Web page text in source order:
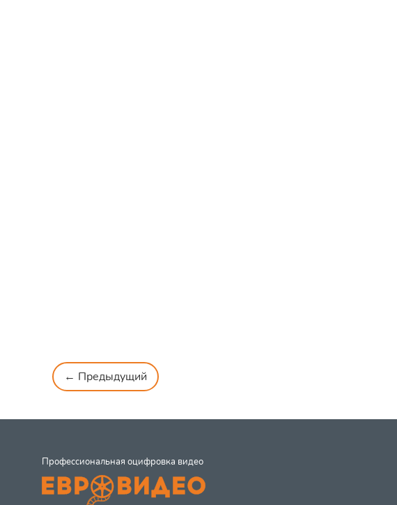
← Предыдущий
Профессиональная оцифровка видео